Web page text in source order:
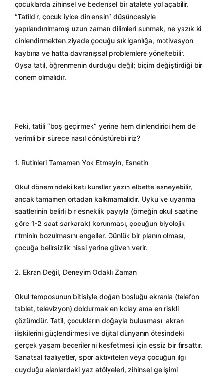
çocuklarda zihinsel ve bedensel bir atalete yol açabilir.
“Tatildir, çocuk iyice dinlensin” düşüncesiyle
yapılandırılmamış uzun zaman dilimleri sunmak, ne yazık ki
dinlendirmekten ziyade çocuğu sıkılganlığa, motivasyon
kaybına ve hatta davranışsal problemlere yöneltebilir.
Oysa tatil, öğrenmenin durduğu değil; biçim değiştirdiği bir
dönem olmalıdır.
Peki, tatili “boş geçirmek” yerine hem dinlendirici hem de
verimli bir sürece nasıl dönüştürebiliriz?
1. Rutinleri Tamamen Yok Etmeyin, Esnetin
Okul dönemindeki katı kurallar yazın elbette esneyebilir,
ancak tamamen ortadan kalkmamalıdır. Uyku ve uyanma
saatlerinin belirli bir esneklik payıyla (örneğin okul saatine
göre 1-2 saat sarkarak) korunması, çocuğun biyolojik
ritminin bozulmasını engeller. Günlük bir planın olması,
çocuğa belirsizlik hissi yerine güven verir.
2. Ekran Değil, Deneyim Odaklı Zaman
Okul temposunun bitişiyle doğan boşluğu ekranla (telefon,
tablet, televizyon) doldurmak en kolay ama en riskli
çözümdür. Tatil, çocukların doğayla buluşması, akran
ilişkilerini güçlendirmesi ve dijital dünyanın ötesindeki
gerçek yaşam becerilerini keşfetmesi için eşsiz bir fırsattır.
Sanatsal faaliyetler, spor aktiviteleri veya çocuğun ilgi
duyduğu alanlardaki yaz atölyeleri, zihinsel gelişimi